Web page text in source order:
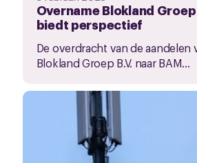
Overname Blokland
biedt perspectief
De overdracht van de aandelen
Blokland Groep B.V. naar BAM...